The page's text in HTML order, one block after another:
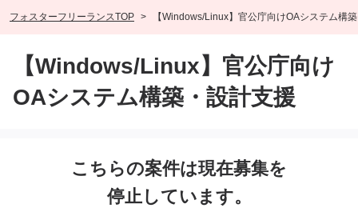
フォスターフリーランスTOP 【Windows/Linux】官公庁向けOAシステム構
【Windows/Linux】官公庁向け
OAシステム構築・設計支援
こちらの案件は現在募集を
停止しています。